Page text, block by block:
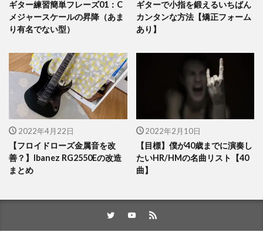
ギター練習簡単フレーズ01：C
メジャースケールの昇降（あま
り有名でない型）
ギターで小指を鍛えるいちばん
カンタンな方法【矯正フォーム
あり】
2022年4月22日
【フロイドローズ金属音を改
善？】Ibanez RG2550Eの改造
まとめ
2022年2月10日
【目標】僕が40歳までに演奏し
たいHR/HMの名曲リスト【40
曲】